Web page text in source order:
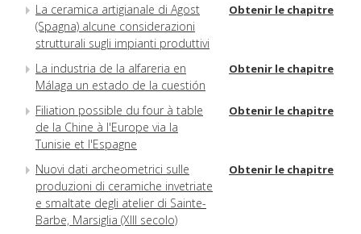
La ceramica artigianale di Agost
(Spagna) alcune considerazioni
strutturali sugli impianti produttivi
Obtenir le chapitre
La industria de la alfareria en
Málaga un estado de la cuestión
Obtenir le chapitre
Filiation possible du four à table
de la Chine à l'Europe via la
Tunisie et l'Espagne
Obtenir le chapitre
Nuovi dati archeometrici sulle
produzioni di ceramiche invetriate
e smaltate degli atelier di Sainte-
Barbe, Marsiglia (XIII secolo)
Obtenir le chapitre